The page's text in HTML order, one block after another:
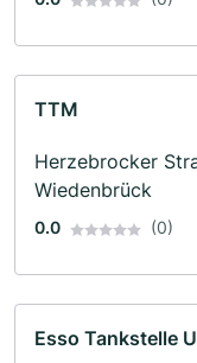
TTM
Herzebrocker
Wiedenbrück
0.0 (0)
Esso Tankstelle